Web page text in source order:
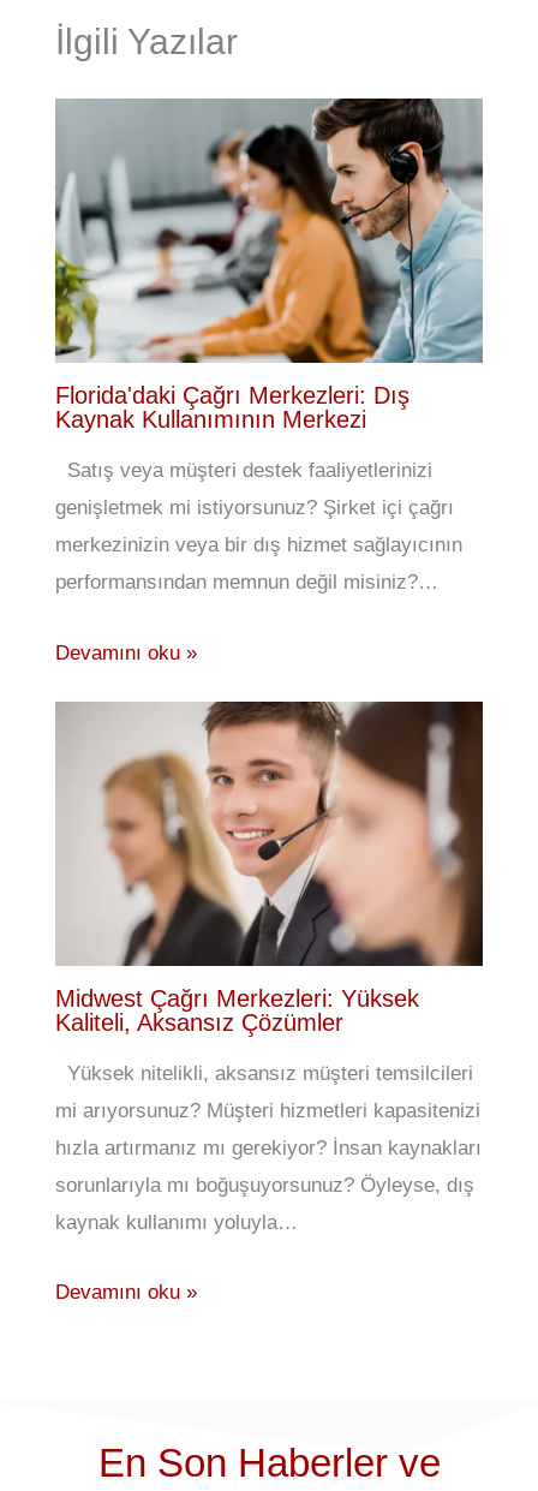
İlgili Yazılar
Florida'daki Çağrı Merkezleri: Dış
Kaynak Kullanımının Merkezi
Satış veya müşteri destek faaliyetlerinizi
genişletmek mi istiyorsunuz? Şirket içi çağrı
merkezinizin veya bir dış hizmet sağlayıcının
performansından memnun değil misiniz?…
Devamını oku »
Midwest Çağrı Merkezleri: Yüksek
Kaliteli, Aksansız Çözümler
Yüksek nitelikli, aksansız müşteri temsilcileri
mi arıyorsunuz? Müşteri hizmetleri kapasitenizi
hızla artırmanız mı gerekiyor? İnsan kaynakları
sorunlarıyla mı boğuşuyorsunuz? Öyleyse, dış
kaynak kullanımı yoluyla…
Devamını oku »
En Son Haberler ve